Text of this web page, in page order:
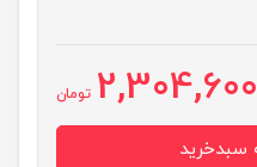
2,304,600 تومان